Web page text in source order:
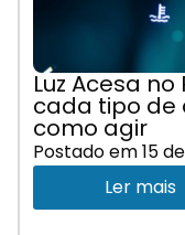
Luz Acesa
cada tipo de
como agir
Postado em15
Ler mais